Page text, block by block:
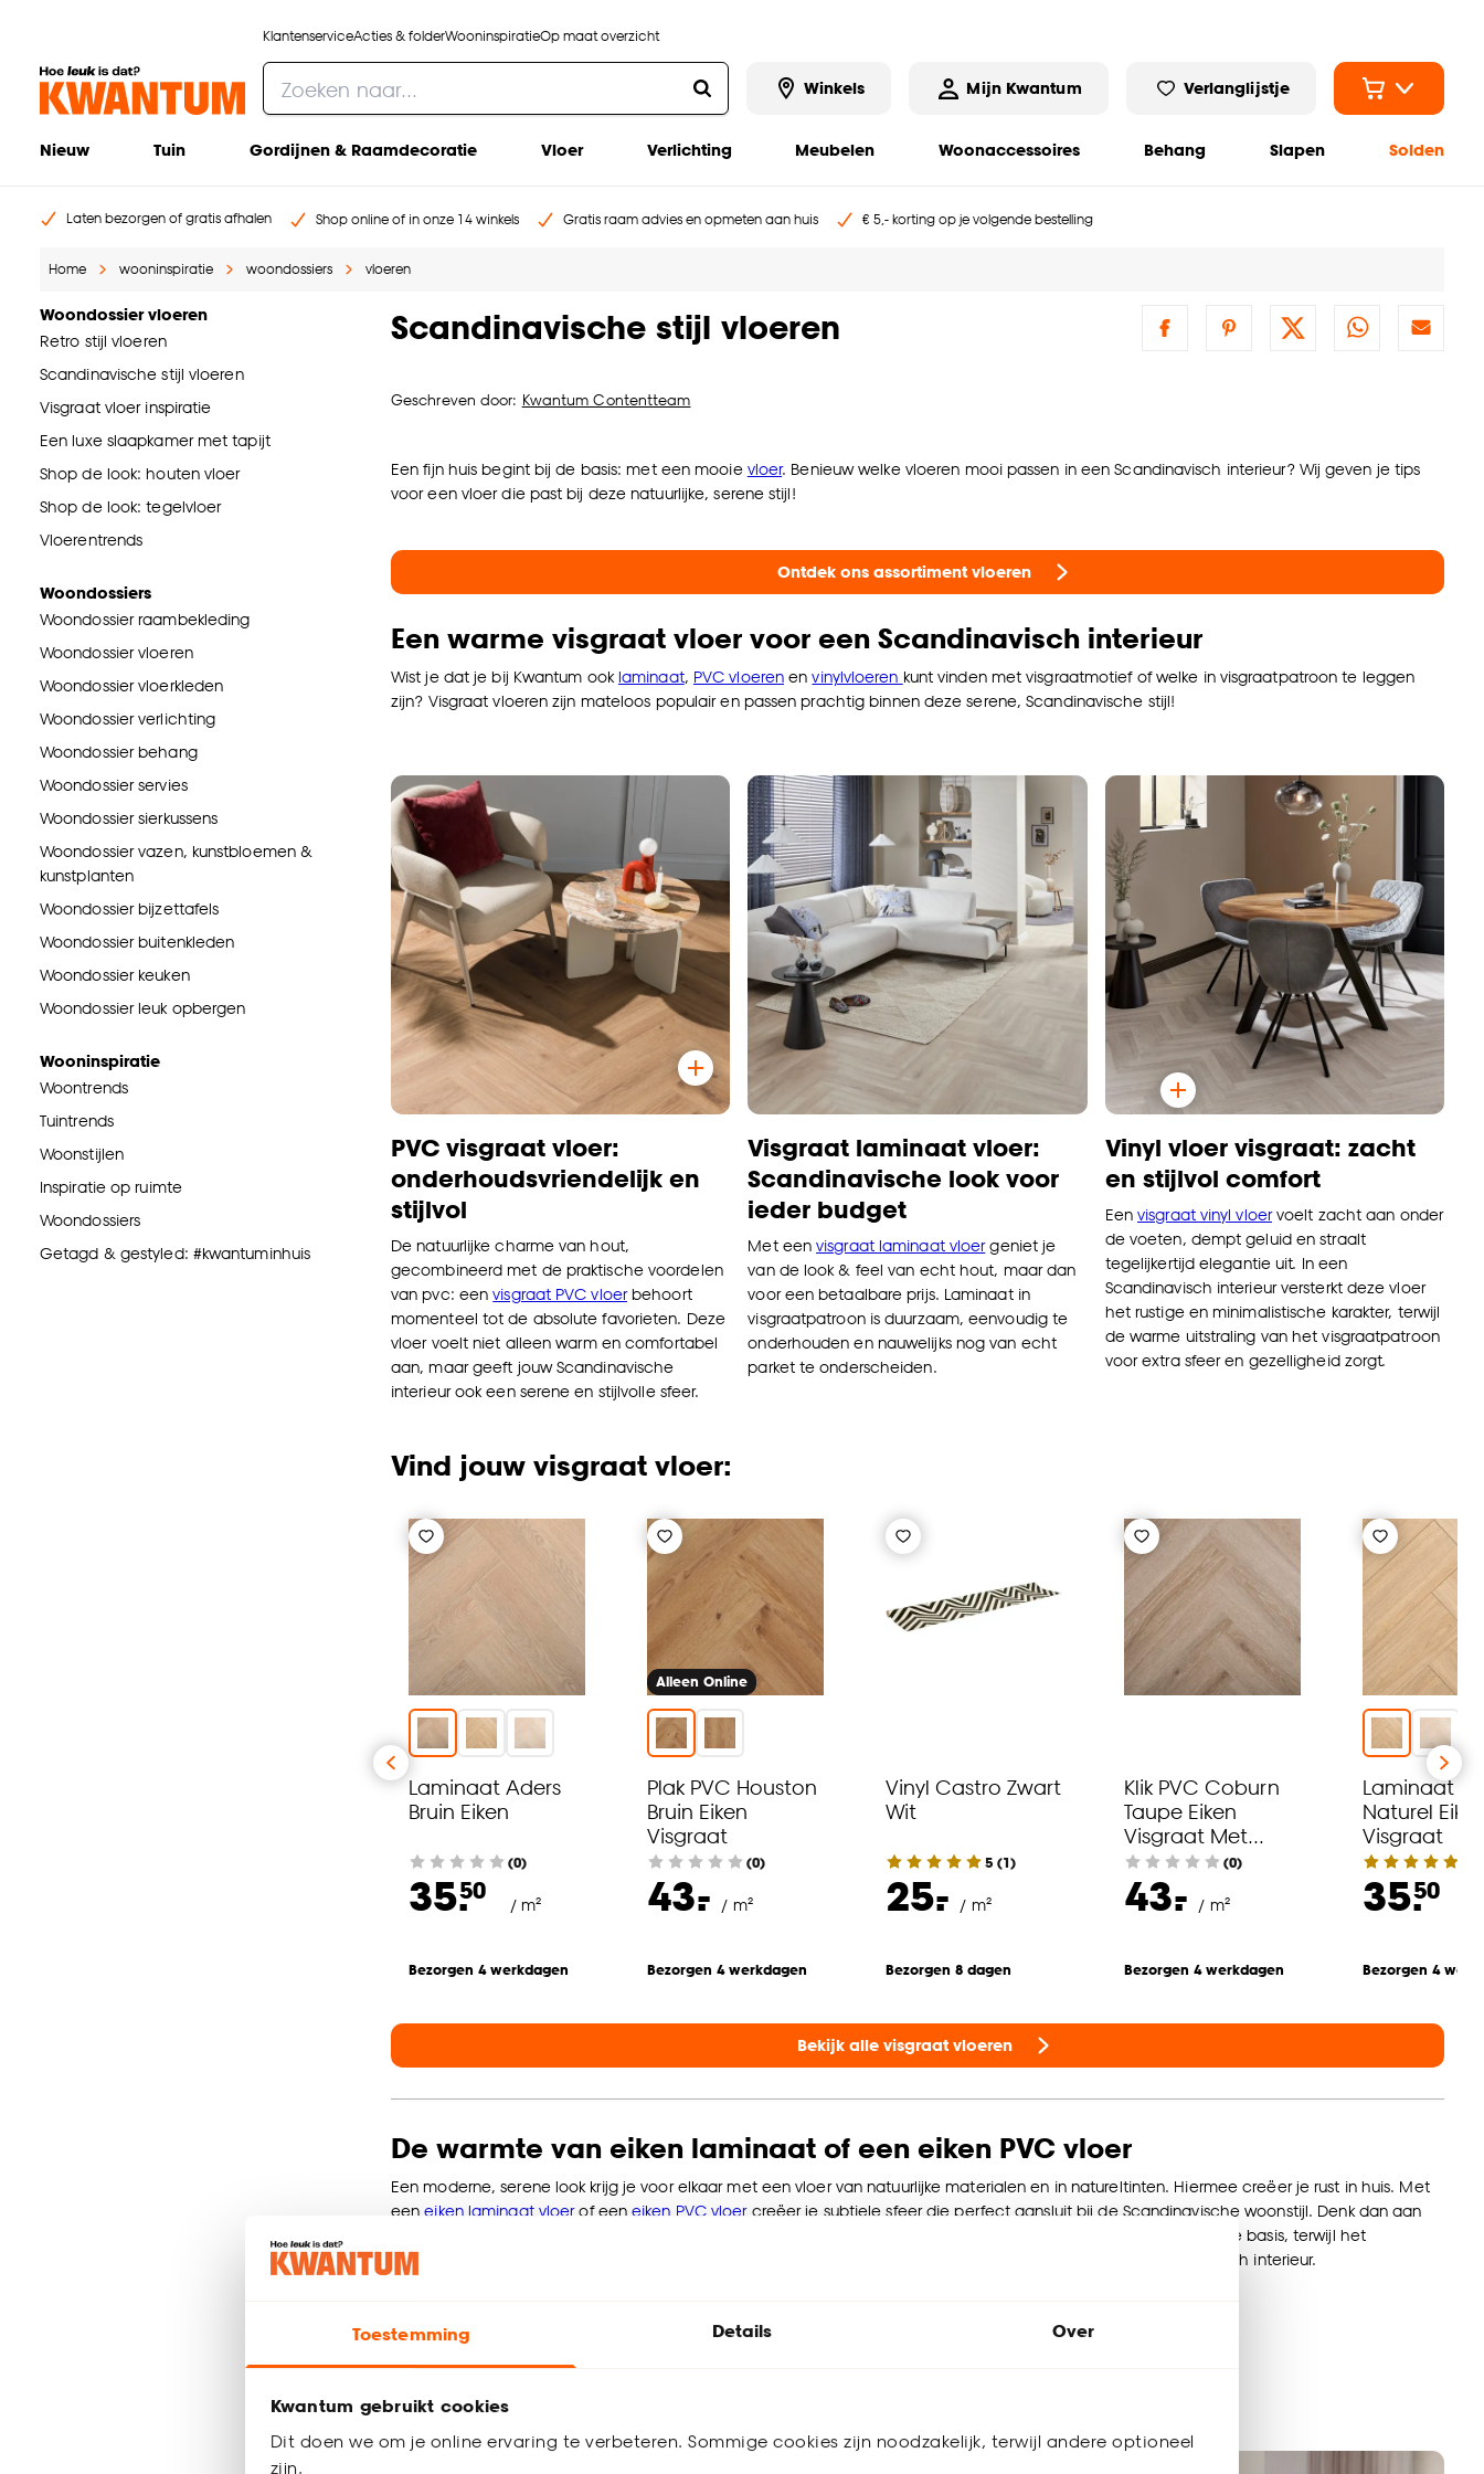
Toestemming Details Over
Kwantum gebruikt cookies
Dit doen we om je online ervaring te verbeteren. Sommige cookies zijn noodzakelijk, terwijl andere optioneel
zijn.
KlantenserviceActies & folderWooninspiratieOp maat overzicht
Winkels Mijn Kwantum Verlanglijstje
Nieuw Tuin Gordijnen & Raamdecoratie Vloer Verlichting Meubelen Woonaccessoires Behang Slapen Solden
Laten bezorgen of gratis afhalen Shop online of in onze 14 winkels Gratis raam advies en opmeten aan huis € 5,- korting op je volgende bestelling
Home wooninspiratie woondossiers vloeren
Woondossier vloeren
Retro stijl vloeren
Scandinavische stijl vloeren
Visgraat vloer inspiratie
Een luxe slaapkamer met tapijt
Shop de look: houten vloer
Shop de look: tegelvloer
Vloerentrends
Woondossiers
Woondossier raambekleding
Woondossier vloeren
Woondossier vloerkleden
Woondossier verlichting
Woondossier behang
Woondossier servies
Woondossier sierkussens
Woondossier vazen, kunstbloemen &
kunstplanten
Woondossier bijzettafels
Woondossier buitenkleden
Woondossier keuken
Woondossier leuk opbergen
Wooninspiratie
Woontrends
Tuintrends
Woonstijlen
Inspiratie op ruimte
Woondossiers
Getagd & gestyled: #kwantuminhuis
Scandinavische stijl vloeren
Geschreven door: Kwantum Contentteam
Een fijn huis begint bij de basis: met een mooie vloer. Benieuw welke vloeren mooi passen in een Scandinavisch interieur? Wij geven je tips
voor een vloer die past bij deze natuurlijke, serene stijl!
Ontdek ons assortiment vloeren
Een warme visgraat vloer voor een Scandinavisch interieur
Wist je dat je bij Kwantum ooklaminaat, PVC vloeren envinylvloeren kunt vinden met visgraatmotief of welke in visgraatpatroon te leggen
zijn? Visgraat vloeren zijn mateloos populair en passen prachtig binnen deze serene, Scandinavische stijl!
PVC visgraat vloer:
onderhoudsvriendelijk en
stijlvol
De natuurlijke charme van hout,
gecombineerd met de praktische voordelen
van pvc: eenvisgraat PVC vloerbehoort
momenteel tot de absolute favorieten. Deze
vloer voelt niet alleen warm en comfortabel
aan, maar geeft jouw Scandinavische
interieur ook een serene en stijlvolle sfeer.
Visgraat laminaat vloer:
Scandinavische look voor
ieder budget
Met eenvisgraat laminaat vloergeniet je
van de look & feel van echt hout, maar dan
voor een betaalbare prijs. Laminaat in
visgraatpatroon is duurzaam, eenvoudig te
onderhouden en nauwelijks nog van echt
parket te onderscheiden.
Vinyl vloer visgraat: zacht
en stijlvol comfort
Eenvisgraat vinyl vloervoelt zacht aan onder
de voeten, dempt geluid en straalt
tegelijkertijd elegantie uit. In een
Scandinavisch interieur versterkt deze vloer
het rustige en minimalistische karakter, terwijl
de warme uitstraling van het visgraatpatroon
voor extra sfeer en gezelligheid zorgt.
Vind jouw visgraat vloer:
Laminaat Aders
Bruin Eiken
(0)
35.50
/ m²
Bezorgen 4 werkdagen
Alleen Online
Plak PVC Houston
Bruin Eiken
Visgraat
(0)
43.
- / m²
Bezorgen 4 werkdagen
Vinyl Castro Zwart
Wit
5 (1)
25.
- / m²
Bezorgen 8 dagen
Klik PVC Coburn
Taupe Eiken
Visgraat Met
Geïntegreerde
Ondervloer
(0)
43.
- / m²
Bezorgen 4 werkdagen
Laminaat
Naturel
Visgraat
35.50
Bezorgen 4
Bekijk alle visgraat vloeren
De warmte van eiken laminaat of een eiken PVC vloer
Een moderne, serene look krijg je voor elkaar met een vloer van natuurlijke materialen en in natureltinten. Hiermee creëer je rust in huis. Met
eeneiken laminaat vloerof een eiken PVC vloer creëer je subtiele sfeer die perfect aansluit bij de Scandinavische woonstijl. Denk dan aan
. Het natuurlijke uiterlijk van eikenhout vormt een warme en uitnodigende basis, terwijl het
tegelijkertijd rust en harmonie brengt die perfect passen bij de minimalistische en lichte stijl van een Scandinavisch interieur.
Meer inspiratie? Lees woondossier houten vloeren >
Eiken laminaat vloer Eiken PVC vloer